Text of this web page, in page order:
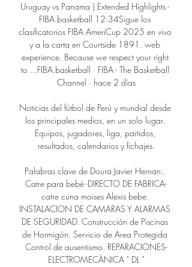
Uruguay vs Panama | Extended Highlights -
FIBA.basketball 12:34Sigue los
clasificatorios FIBA ​​AmeriCup 2025 en vivo
y a la carta en Courtside 1891. web
experience. Because we respect your right
to ...FIBA.basketball · FIBA - The Basketball
Channel · hace 2 días
Noticias del fútbol de Perú y mundial desde
los principales medios, en un solo lugar.
Equipos, jugadores, liga, partidos,
resultados, calendarios y fichajes.
Palabras clave de Doura Javier Hernan:.
Catre para bebé -DIRECTO DE FABRICA-
catre cuna moises Alexis bebe.
INSTALACION DE CAMARAS Y ALARMAS
DE SEGURIDAD. Construcción de Piscinas
de Hormigón. Servicio de Area Protegida
Control de ausentismo. REPARACIONES-
ELECTROMECÁNICA " DL "